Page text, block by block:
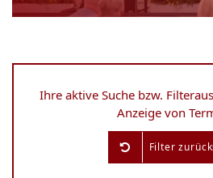
Ihre aktive Suche bzw.
Anzeige von
Filter